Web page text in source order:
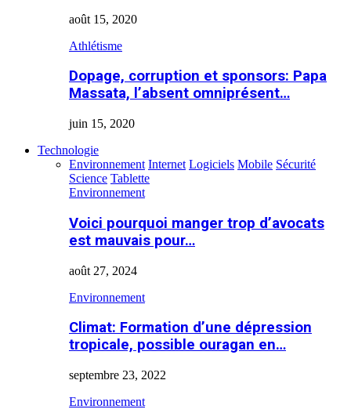
août 15, 2020
Athlétisme
Dopage, corruption et sponsors: Papa
Massata, l’absent omniprésent…
juin 15, 2020
Technologie
Environnement Internet Logiciels Mobile Sécurité
Science Tablette
Environnement
Voici pourquoi manger trop d’avocats
est mauvais pour…
août 27, 2024
Environnement
Climat: Formation d’une dépression
tropicale, possible ouragan en…
septembre 23, 2022
Environnement